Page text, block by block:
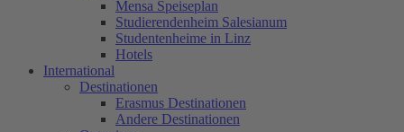
Mensa Speiseplan
Studierendenheim Salesianum
Studentenheime in Linz
Hotels
International
Destinationen
Erasmus Destinationen
Andere Destinationen